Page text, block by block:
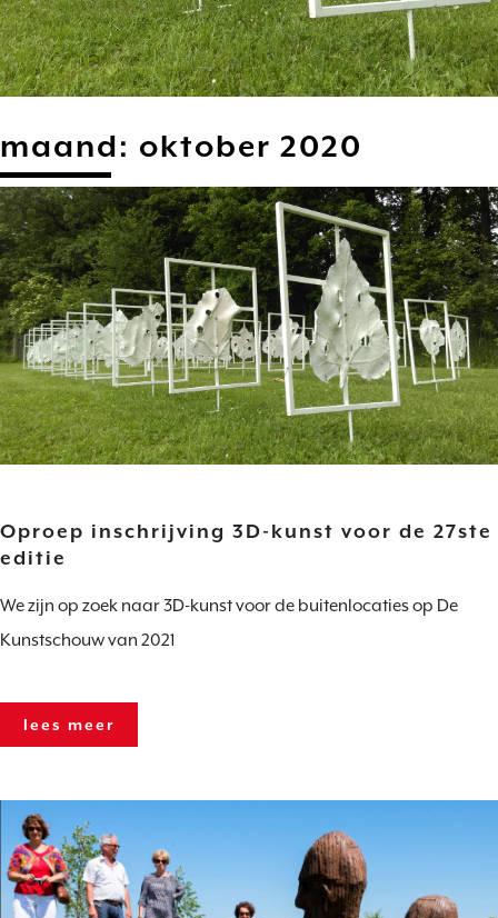
maand: oktober 2020
Oproep inschrijving 3D-kunst voor de 27ste
editie
We zijn op zoek naar 3D-kunst voor de buitenlocaties op De
Kunstschouw van 2021
lees meer